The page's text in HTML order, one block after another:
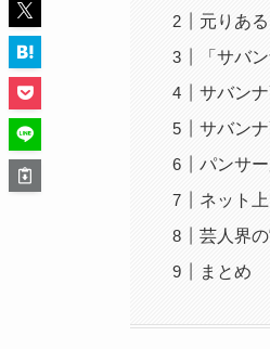
元りあ
「サバ
サバン
サバン
パンサ
ネット
芸人界
まとめ